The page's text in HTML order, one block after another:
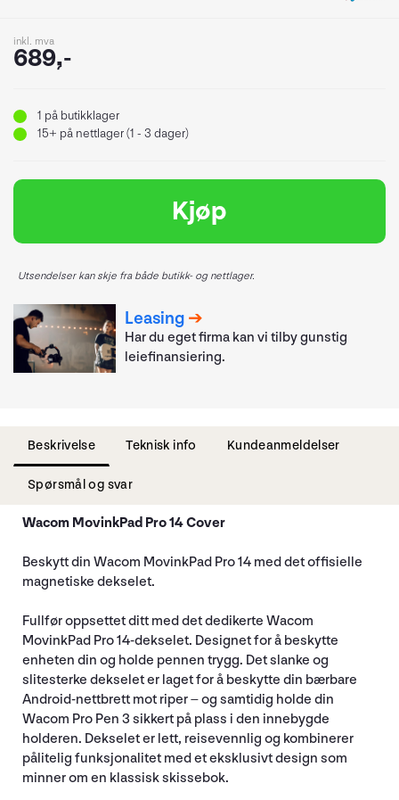
inkl. mva
689,-
1 på butikklager
15+ på nettlager (1 - 3 dager)
Kjøp
Utsendelser kan skje fra både butikk- og nettlager.
Leasing
Har du eget firma kan vi tilby gunstig
leiefinansiering.
Beskrivelse Teknisk info Kundeanmeldelser
Spørsmål og svar
Wacom MovinkPad Pro 14 Cover
Beskytt din Wacom MovinkPad Pro 14 med det offisielle
magnetiske dekselet.
Fullfør oppsettet ditt med det dedikerte Wacom
MovinkPad Pro 14-dekselet. Designet for å beskytte
enheten din og holde pennen trygg. Det slanke og
slitesterke dekselet er laget for å beskytte din bærbare
Android-nettbrett mot riper – og samtidig holde din
Wacom Pro Pen 3 sikkert på plass i den innebygde
holderen. Dekselet er lett, reisevennlig og kombinerer
pålitelig funksjonalitet med et eksklusivt design som
minner om en klassisk skissebok.